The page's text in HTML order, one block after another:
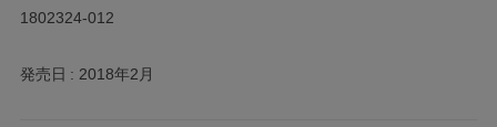
1802324-012
発売日 2018年2月